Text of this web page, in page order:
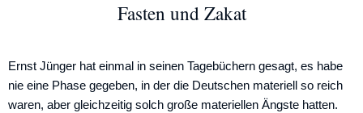
Fasten und Zakat
Ernst Jünger hat einmal in seinen Tagebüchern gesagt, es habe
nie eine Phase gegeben, in der die Deutschen materiell so reich
waren, aber gleichzeitig solch große materiellen Ängste hatten.